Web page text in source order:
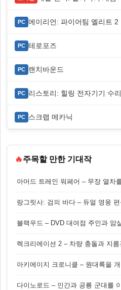
PC 에이리언: 파이어팀 엘리트 2
PC 테로포즈
PC 랜치바운드
PC 리스토리: 힐링 전자기기 수리
PC 스크랩 메카닉
🔥주목할 만한 기대작